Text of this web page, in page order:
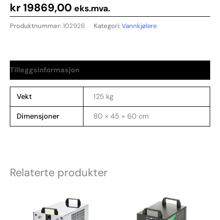
kr19869,00 eks.mva.
Produktnummer: 102926 Kategori: Vannkjølere
Tilleggsinformasjon
Vekt 125 kg
Dimensjoner 80 × 45 × 60 cm
Relaterte produkter